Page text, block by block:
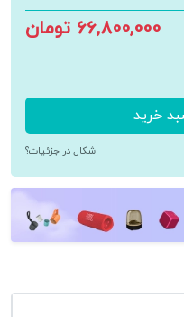
66,800,000 تومان
خرید
اشکال در جزئیات؟